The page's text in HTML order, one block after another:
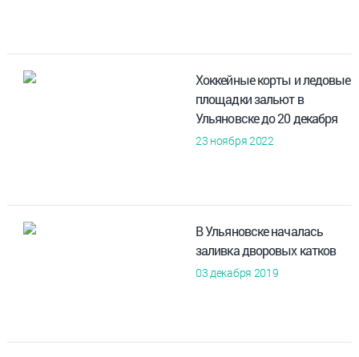
Хоккейные корты и ледовые
площадки зальют в
Ульяновске до 20 декабря
23 ноября 2022
В Ульяновске началась
заливка дворовых катков
03 декабря 2019